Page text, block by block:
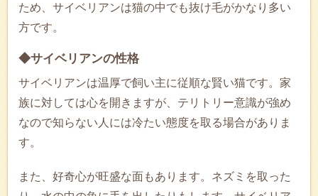
ため、サイベリアンは猫の中でも抜け毛がかなり多い
方です。
◆サイベリアンの性格
サイベリアンは温厚で飼い主に従順な賢い猫です。家
族に対しては心を開きますが、テリトリー意識が強め
なので知らない人には冷たい態度を取る場合がありま
す。
また、好奇心が旺盛な面もあります。ネズミを取った